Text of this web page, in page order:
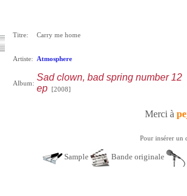
Titre: Carry me home
Artiste: Atmosphere
Album:
Sad clown, bad spring number 12
ep[2008]
Merci à
Pour insérer un
Sample Bande originale